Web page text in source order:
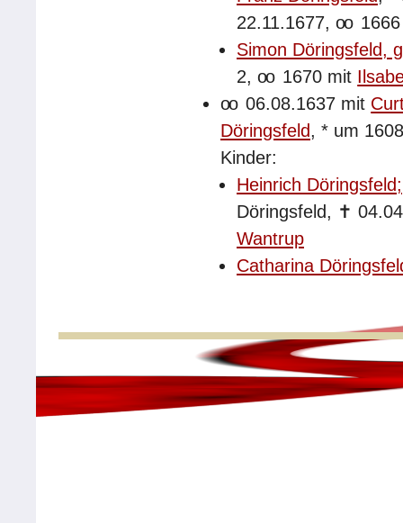
22.11.1677, oo
Simon Döringsfeld,
2, oo 1670 mit
oo 06.08.1637 mit
Döringsfeld, * um
Kinder:
Heinrich
Döringsfeld, ✝
Wantrup
Catharina